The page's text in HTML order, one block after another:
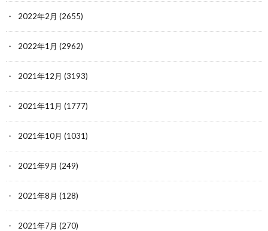
2022年2月 (2655)
2022年1月 (2962)
2021年12月 (3193)
2021年11月 (1777)
2021年10月 (1031)
2021年9月 (249)
2021年8月 (128)
2021年7月 (270)